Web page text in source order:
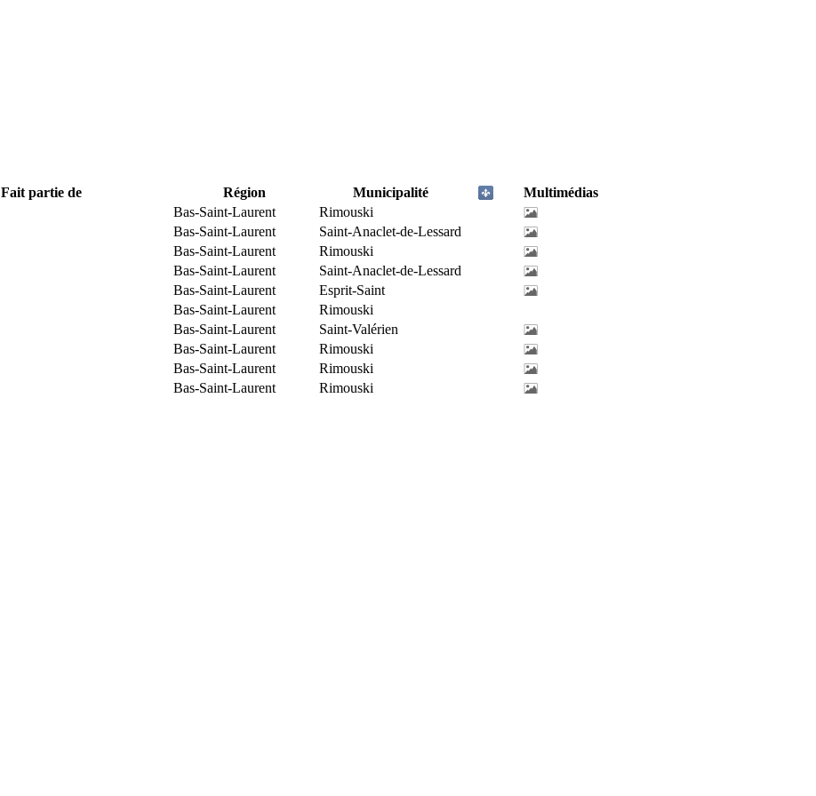
Fait partie de Région Municipalité
Multimédias
Bas-Saint-Laurent
Rimouski
Bas-Saint-Laurent
Saint-Anaclet-de-Lessard
Bas-Saint-Laurent
Rimouski
Bas-Saint-Laurent
Saint-Anaclet-de-Lessard
Bas-Saint-Laurent
Esprit-Saint
Bas-Saint-Laurent
Rimouski
Bas-Saint-Laurent
Saint-Valérien
Bas-Saint-Laurent
Rimouski
Bas-Saint-Laurent
Rimouski
Bas-Saint-Laurent Rimouski